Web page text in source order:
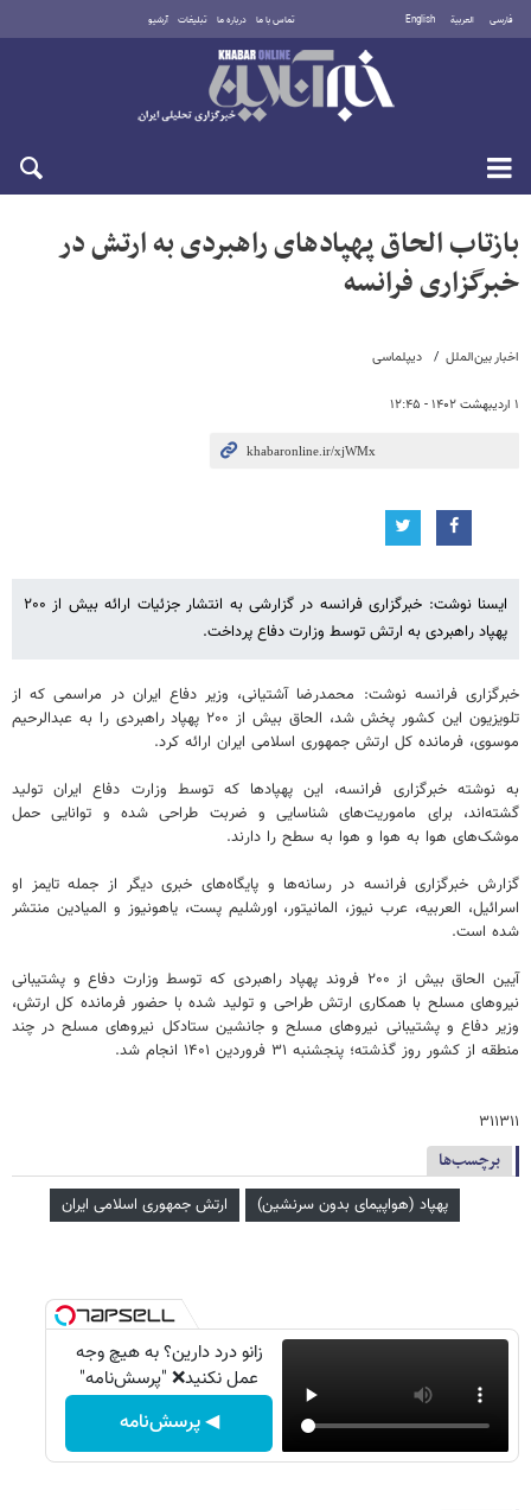
فارسی العربية English تماس با ما درباره ما تبلیغات آرشیو
شنبه ۱۷ مرداد ۱۴۰۵
اخبار بین‌الملل دیپلماسی
۱ اردیبهشت ۱۴۰۲ - ۱۲:۴۵
بازتاب الحاق پهپادهای راهبردی به ارتش در
خبرگزاری فرانسه
ایسنا نوشت: خبرگزاری فرانسه در گزارشی به انتشار جزئیات ارائه بیش از ۲۰۰
پهپاد راهبردی به ارتش توسط وزارت دفاع پرداخت.
خبرگزاری فرانسه نوشت: محمدرضا آشتیانی، وزیر دفاع ایران در مراسمی که از
تلویزیون این کشور پخش شد، الحاق بیش از ۲۰۰ پهپاد راهبردی را به عبدالرحیم
موسوی، فرمانده کل ارتش جمهوری اسلامی ایران ارائه کرد.
به نوشته خبرگزاری فرانسه، این پهپادها که توسط وزارت دفاع ایران تولید
گشته‌اند، برای ماموریت‌های شناسایی و ضربت طراحی شده‌ و توانایی حمل
موشک‌های هوا به هوا و هوا به سطح را دارند.
گزارش خبرگزاری فرانسه در رسانه‌ها و پایگاه‌های خبری دیگر از جمله تایمز او
اسرائیل، العربیه، عرب نیوز، المانیتور، اورشلیم پست، یاهونیوز و المیادین منتشر
شده است.
آیین الحاق بیش از ۲۰۰ فروند پهپاد راهبردی که توسط وزارت دفاع و پشتیبانی
نیروهای مسلح با همکاری ارتش طراحی و تولید شده با حضور فرمانده کل ارتش،
وزیر دفاع و پشتیبانی نیروهای مسلح و جانشین ستادکل نیروهای مسلح در چند
منطقه از کشور روز گذشته؛ پنجشنبه ۳۱ فروردین ۱۴۰۱ انجام شد.
۳۱۱۳۱۱
برچسب‌ها
پهپاد (هواپیمای بدون سرنشین) ارتش جمهوری اسلامی ایران
زانو درد دارین؟ به هیچ وجه
عمل نکنید❌ "پرسش‌نامه"
◀ پرسش‌نامه